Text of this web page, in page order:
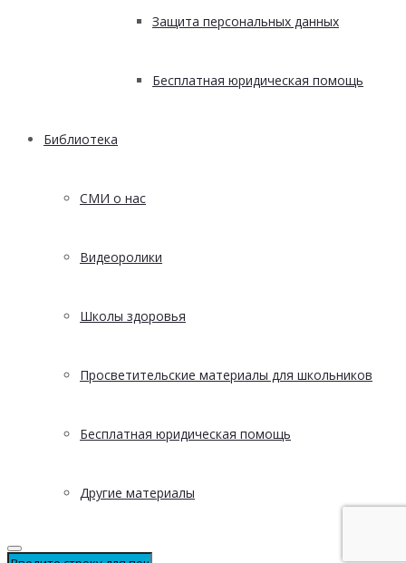
Защита персональных данных
Бесплатная юридическая помощь
Библиотека
СМИ о нас
Видеоролики
Школы здоровья
Просветительские материалы для школьников
Бесплатная юридическая помощь
Другие материалы